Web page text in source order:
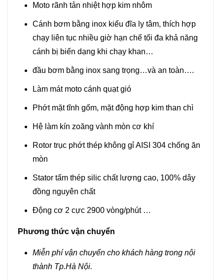
Moto rãnh tản nhiệt hợp kim nhôm
Cánh bơm bằng inox kiểu đĩa ly tâm, thích hợp
chạy liên tục nhiều giờ hạn chế tối đa khả năng
cánh bị biến dạng khi chạy khan…
đầu bơm bằng inox sang trọng…và an toàn….
Làm mát moto cánh quạt gió
Phớt mặt tĩnh gốm, mặt động hợp kim than chì
Hệ làm kín zoăng vành mòn cơ khí
Rotor trục phớt thép không gỉ AISI 304 chống ăn
mòn
Stator tấm thép silic chất lượng cao, 100% dây
đồng nguyên chất
Động cơ 2 cực 2900 vòng/phút …
Phương thức vận chuyển
Miễn phí vận chuyển cho khách hàng trong nội
thành Tp.Hà Nội.